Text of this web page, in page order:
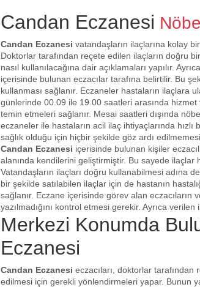
Candan Eczanesi
Candan Eczanesi vatandaşların ilaçlarına kolay
Doktorlar tarafından reçete edilen ilaçların doğru
nasıl kullanılacağına dair açıklamaları yapılır.
içerisinde bulunan eczacılar tarafına belirtilir. Bu
kullanması sağlanır. Eczaneler hastaların ilaçlara
günlerinde 00.09 ile 19.00 saatleri arasında
temin etmeleri sağlanır. Mesai saatleri dışında
eczaneler ile hastaların acil ilaç ihtiyaçlarında
sağlık olduğu için hiçbir şekilde göz ardı
Candan Eczanesi içerisinde bulunan kişiler
alanında kendilerini geliştirmiştir. Bu sayede ilaçlar
Vatandaşların ilaçları doğru kullanabilmesi adına
bir şekilde satılabilen ilaçlar için de hastanın
sağlanır. Eczane içerisinde görev alan eczacıların
yazılmadığını kontrol etmesi gerekir. Ayrıca verilen
Merkezi Konumda
Eczanesi
Candan Eczanesi eczacıları, doktorlar
edilmesi için gerekli yönlendirmeleri yapar. Bunun